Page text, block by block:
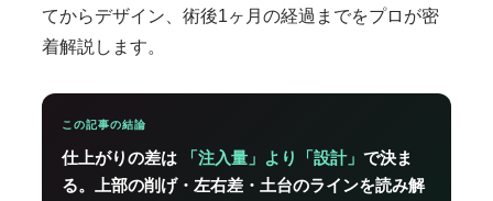
てからデザイン、術後1ヶ月の経過までをプロが密
着解説します。
この記事の結論
仕上がりの差は 「注入量」より「設計」 で決ま
る。上部の削げ・左右差・土台のラインを読み解